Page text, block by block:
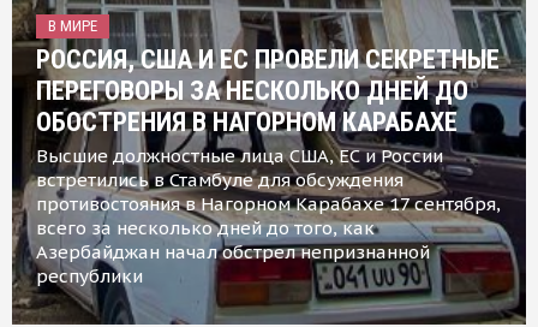
В МИРЕ
РОССИЯ, США И ЕС ПРОВЕЛИ СЕКРЕТНЫЕ
ПЕРЕГОВОРЫ ЗА НЕСКОЛЬКО ДНЕЙ ДО
ОБОСТРЕНИЯ В НАГОРНОМ КАРАБАХЕ
Высшие должностные лица США, ЕС и России
встретились в Стамбуле для обсуждения
противостояния в Нагорном Карабахе 17 сентября,
всего за несколько дней до того, как
Азербайджан начал обстрел непризнанной
республики